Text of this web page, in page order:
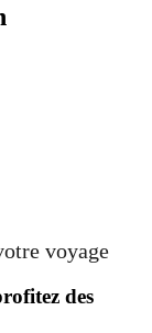
voyage
des